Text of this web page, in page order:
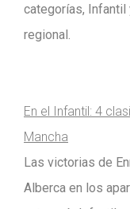
categorías, Infantil
regional.
En el Infantil: 4
Mancha
Las victorias de
Alberca en los